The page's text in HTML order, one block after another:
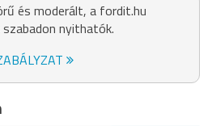
és moderált, a fordit.hu
nyithatók.